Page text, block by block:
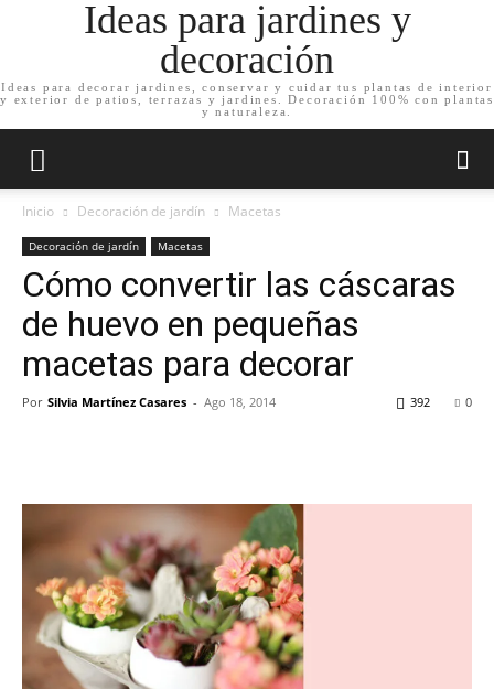
Ideas para jardines y
decoración
Ideas para decorar jardines, conservar y cuidar tus plantas de interior
y exterior de patios, terrazas y jardines. Decoración 100% con plantas
y naturaleza.
Inicio Decoración de jardín Macetas
Decoración de jardín Macetas
Cómo convertir las cáscaras
de huevo en pequeñas
macetas para decorar
Por Silvia Martínez Casares - Ago 18, 2014 0
392